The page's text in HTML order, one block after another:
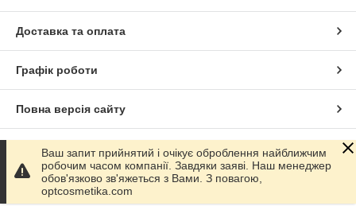
Доставка та оплата
Графік роботи
Повна версія сайту
Сайт створено на маркетплейсі Prom.ua
Політика конфіденційності
Ваш запит прийнятий і очікує оброблення найближчим
робочим часом компанії. Завдяки заяві. Наш менеджер
обов'язково зв'яжеться з Вами. З повагою,
optcosmetika.com